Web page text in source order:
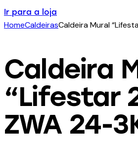
Ir para a loja
HomeCaldeirasCaldeira Mural
Caldeira
“Lifestar
ZWA 24-